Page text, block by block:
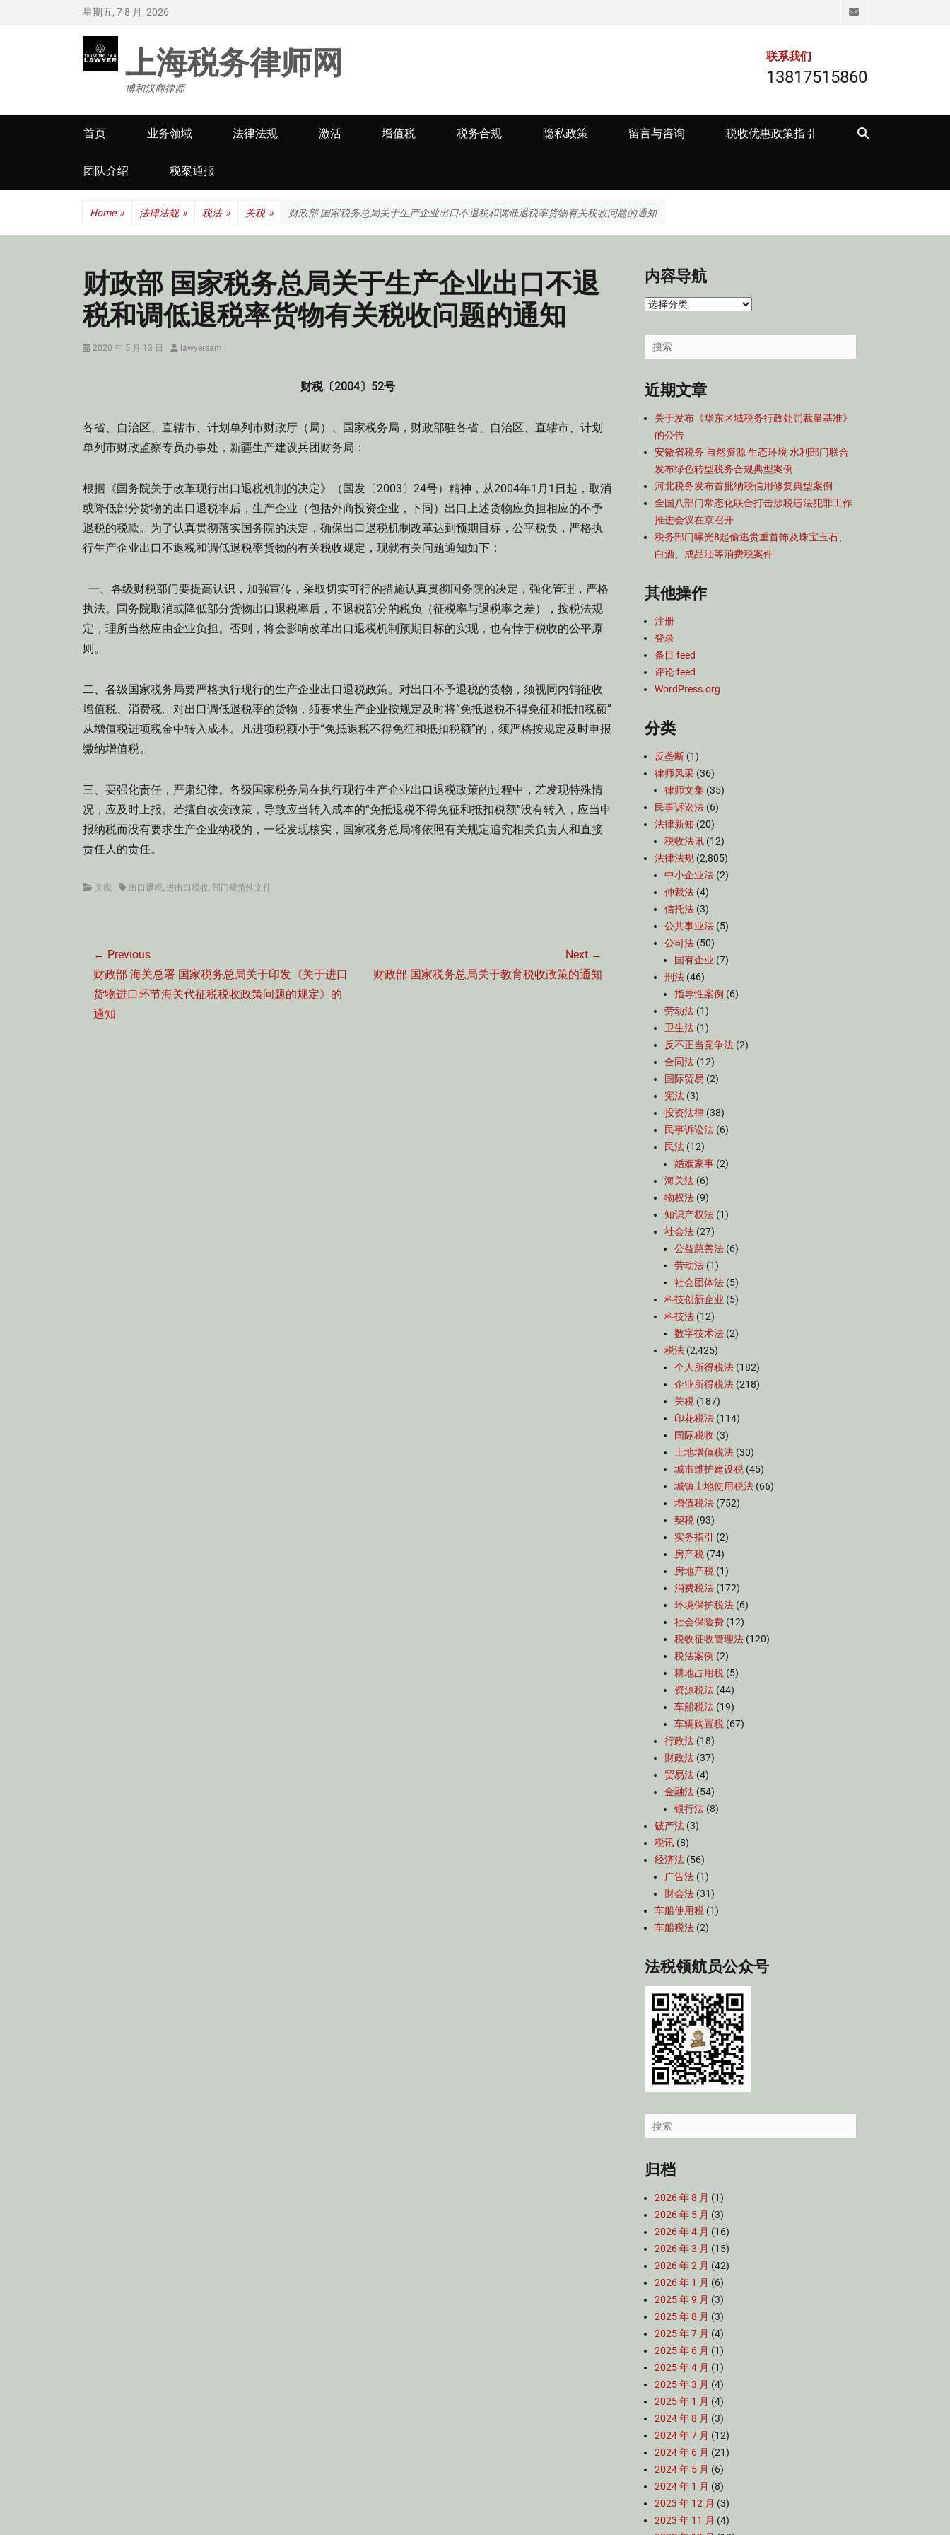
星期五, 7 8 月, 2026 Email
上海税务律师网
博和汉商律师
联系我们
13817515860
Primary
menu
首页 业务领域 法律法规 激活 增值税 税务合规 隐私政策 留言与咨询 税收优惠政策指引
团队介绍 税案通报
Home » 法律法规 » 税法 » 关税 » 财政部 国家税务总局关于生产企业出口不退税和调低退税率货物有关税收问题的通知
财政部 国家税务总局关于生产企业出口不退
税和调低退税率货物有关税收问题的通知
Posted
2020 年 5 月 13 日 Authorlawyersam
财税〔2004〕52号
各省、自治区、直辖市、计划单列市财政厅（局）、国家税务局，财政部驻各省、自治区、直辖市、计划
单列市财政监察专员办事处，新疆生产建设兵团财务局：
根据《国务院关于改革现行出口退税机制的决定》（国发〔2003〕24号）精神，从2004年1月1日起，取消
或降低部分货物的出口退税率后，生产企业（包括外商投资企业，下同）出口上述货物应负担相应的不予
退税的税款。为了认真贯彻落实国务院的决定，确保出口退税机制改革达到预期目标，公平税负，严格执
行生产企业出口不退税和调低退税率货物的有关税收规定，现就有关问题通知如下：
一、各级财税部门要提高认识，加强宣传，采取切实可行的措施认真贯彻国务院的决定，强化管理，严格
执法。国务院取消或降低部分货物出口退税率后，不退税部分的税负（征税率与退税率之差），按税法规
定，理所当然应由企业负担。否则，将会影响改革出口退税机制预期目标的实现，也有悖于税收的公平原
则。
二、各级国家税务局要严格执行现行的生产企业出口退税政策。对出口不予退税的货物，须视同内销征收
增值税、消费税。对出口调低退税率的货物，须要求生产企业按规定及时将“免抵退税不得免征和抵扣税额”
从增值税进项税金中转入成本。凡进项税额小于“免抵退税不得免征和抵扣税额”的，须严格按规定及时申报
缴纳增值税。
三、要强化责任，严肃纪律。各级国家税务局在执行现行生产企业出口退税政策的过程中，若发现特殊情
况，应及时上报。若擅自改变政策，导致应当转入成本的“免抵退税不得免征和抵扣税额”没有转入，应当申
报纳税而没有要求生产企业纳税的，一经发现核实，国家税务总局将依照有关规定追究相关负责人和直接
责任人的责任。
Categories
关税 Tags出口退税, 进出口税收, 部门规范性文件
章
导
航
← Previous
Previous
post:
财政部 海关总署 国家税务总局关于印发《关于进口
货物进口环节海关代征税税收政策问题的规定》的
通知
Next →
财政部 国家税务总局关于教育税收政策的通知
内容导航
内
导
航
Search
for:
近期文章
关于发布《华东区域税务行政处罚裁量基准》
的公告
安徽省税务 自然资源 生态环境 水利部门联合
发布绿色转型税务合规典型案例
河北税务发布首批纳税信用修复典型案例
全国八部门常态化联合打击涉税违法犯罪工作
推进会议在京召开
税务部门曝光8起偷逃贵重首饰及珠宝玉石、
白酒、成品油等消费税案件
其他操作
注册
登录
条目 feed
评论 feed
WordPress.org
分类
反垄断 (1)
律师风采 (36)
律师文集 (35)
民事诉讼法 (6)
法律新知 (20)
税收法讯 (12)
法律法规 (2,805)
中小企业法 (2)
仲裁法 (4)
信托法 (3)
公共事业法 (5)
公司法 (50)
国有企业 (7)
刑法 (46)
指导性案例 (6)
劳动法 (1)
卫生法 (1)
反不正当竞争法 (2)
合同法 (12)
国际贸易 (2)
宪法 (3)
投资法律 (38)
民事诉讼法 (6)
民法 (12)
婚姻家事 (2)
海关法 (6)
物权法 (9)
知识产权法 (1)
社会法 (27)
公益慈善法 (6)
劳动法 (1)
社会团体法 (5)
科技创新企业 (5)
科技法 (12)
数字技术法 (2)
税法 (2,425)
个人所得税法 (182)
企业所得税法 (218)
关税 (187)
印花税法 (114)
国际税收 (3)
土地增值税法 (30)
城市维护建设税 (45)
城镇土地使用税法 (66)
增值税法 (752)
契税 (93)
实务指引
(2)
房产税 (74)
房地产税 (1)
消费税法 (172)
环境保护税法 (6)
社会保险费 (12)
税收征收管理法 (120)
税法案例 (2)
耕地占用税 (5)
资源税法 (44)
车船税法 (19)
车辆购置税 (67)
行政法 (18)
财政法 (37)
贸易法 (4)
金融法 (54)
银行法 (8)
破产法 (3)
税讯 (8)
经济法 (56)
广告法 (1)
财会法 (31)
车船使用税 (1)
车船税法 (2)
法税领航员公众号
Search
for:
归档
2026 年 8 月 (1)
2026 年 5 月 (3)
2026 年 4 月 (16)
2026 年 3 月 (15)
2026 年 2 月 (42)
2026 年 1 月 (6)
2025 年 9 月 (3)
2025 年 8 月 (3)
2025 年 7 月 (4)
2025 年 6 月 (1)
2025 年 4 月 (1)
2025 年 3 月 (4)
2025 年 1 月 (4)
2024 年 8 月 (3)
2024 年 7 月 (12)
2024 年 6 月 (21)
2024 年 5 月 (6)
2024 年 1 月 (8)
2023 年 12 月 (3)
2023 年 11 月 (4)